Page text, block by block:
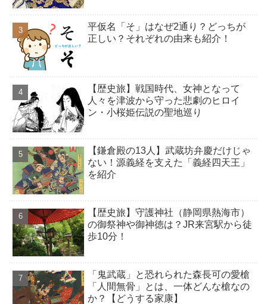
平仮名「そ」はなぜ2通り？どっちが
正しい？それぞれの由来も紹介！
【歴史旅】戦国時代、女神となって
人々を津波から守った悲劇のヒロイ
ン・小桜姫伝説の聖地巡り
【鎌倉殿の13人】武蔵坊弁慶だけじゃ
ない！源義経を支えた「義経四天王」
を紹介
【歴史旅】守護神社（静岡県熱海市）
の御祭神や御神徳は？JR来宮駅から徒
歩10分！
「鬼武蔵」と恐れられた森長可の愛槍
「人間無骨」とは、一体どんな槍なの
か？【どうする家康】